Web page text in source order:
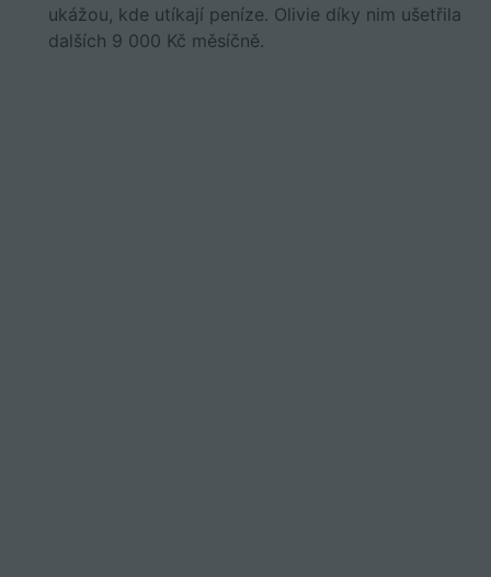
ukážou, kde utíkají peníze. Olivie díky nim ušetřila
dalších 9 000 Kč měsíčně.